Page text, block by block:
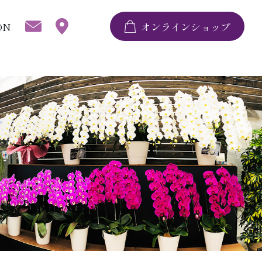
オンラインショップ